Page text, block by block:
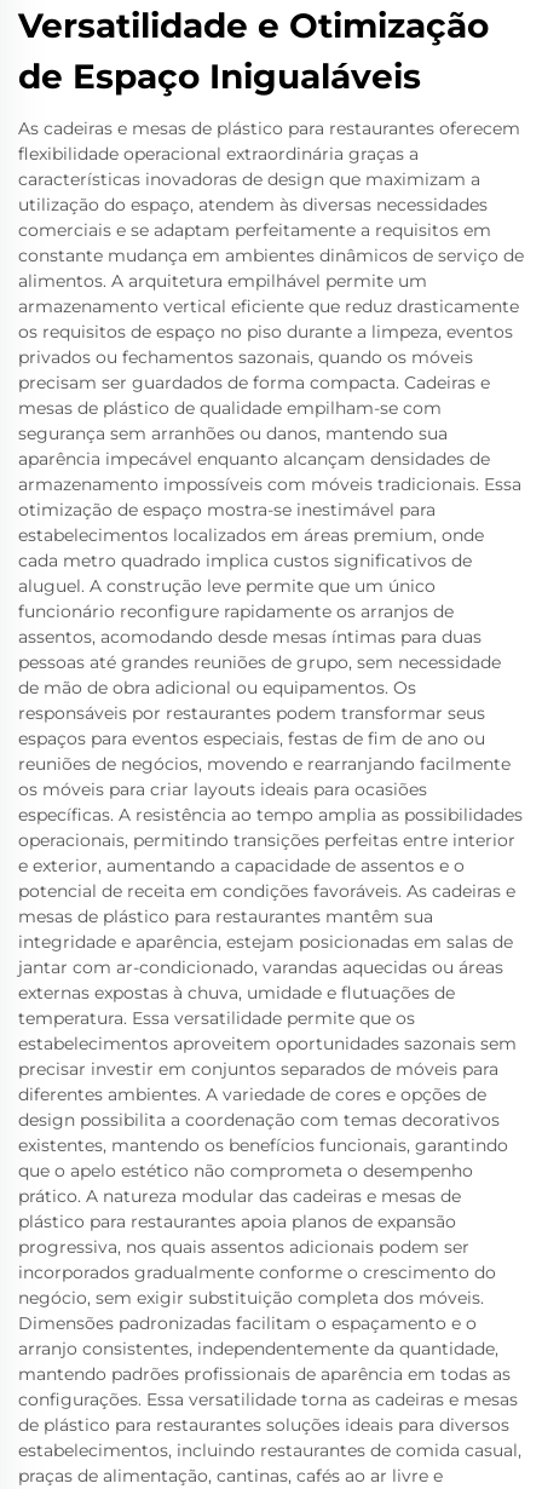
Versatilidade e Otimização
de Espaço Inigualáveis
As cadeiras e mesas de plástico para restaurantes oferecem
flexibilidade operacional extraordinária graças a
características inovadoras de design que maximizam a
utilização do espaço, atendem às diversas necessidades
comerciais e se adaptam perfeitamente a requisitos em
constante mudança em ambientes dinâmicos de serviço de
alimentos. A arquitetura empilhável permite um
armazenamento vertical eficiente que reduz drasticamente
os requisitos de espaço no piso durante a limpeza, eventos
privados ou fechamentos sazonais, quando os móveis
precisam ser guardados de forma compacta. Cadeiras e
mesas de plástico de qualidade empilham-se com
segurança sem arranhões ou danos, mantendo sua
aparência impecável enquanto alcançam densidades de
armazenamento impossíveis com móveis tradicionais. Essa
otimização de espaço mostra-se inestimável para
estabelecimentos localizados em áreas premium, onde
cada metro quadrado implica custos significativos de
aluguel. A construção leve permite que um único
funcionário reconfigure rapidamente os arranjos de
assentos, acomodando desde mesas íntimas para duas
pessoas até grandes reuniões de grupo, sem necessidade
de mão de obra adicional ou equipamentos. Os
responsáveis por restaurantes podem transformar seus
espaços para eventos especiais, festas de fim de ano ou
reuniões de negócios, movendo e rearranjando facilmente
os móveis para criar layouts ideais para ocasiões
específicas. A resistência ao tempo amplia as possibilidades
operacionais, permitindo transições perfeitas entre interior
e exterior, aumentando a capacidade de assentos e o
potencial de receita em condições favoráveis. As cadeiras e
mesas de plástico para restaurantes mantêm sua
integridade e aparência, estejam posicionadas em salas de
jantar com ar-condicionado, varandas aquecidas ou áreas
externas expostas à chuva, umidade e flutuações de
temperatura. Essa versatilidade permite que os
estabelecimentos aproveitem oportunidades sazonais sem
precisar investir em conjuntos separados de móveis para
diferentes ambientes. A variedade de cores e opções de
design possibilita a coordenação com temas decorativos
existentes, mantendo os benefícios funcionais, garantindo
que o apelo estético não comprometa o desempenho
prático. A natureza modular das cadeiras e mesas de
plástico para restaurantes apoia planos de expansão
progressiva, nos quais assentos adicionais podem ser
incorporados gradualmente conforme o crescimento do
negócio, sem exigir substituição completa dos móveis.
Dimensões padronizadas facilitam o espaçamento e o
arranjo consistentes, independentemente da quantidade,
mantendo padrões profissionais de aparência em todas as
configurações. Essa versatilidade torna as cadeiras e mesas
de plástico para restaurantes soluções ideais para diversos
estabelecimentos, incluindo restaurantes de comida casual,
praças de alimentação, cantinas, cafés ao ar livre e